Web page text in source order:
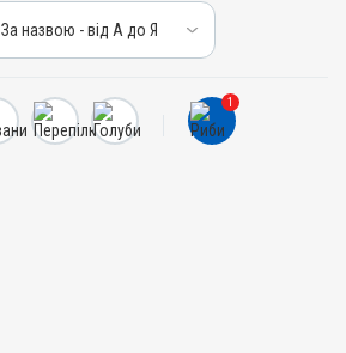
За назвою - від А до Я
За ціною – від дорогих
1